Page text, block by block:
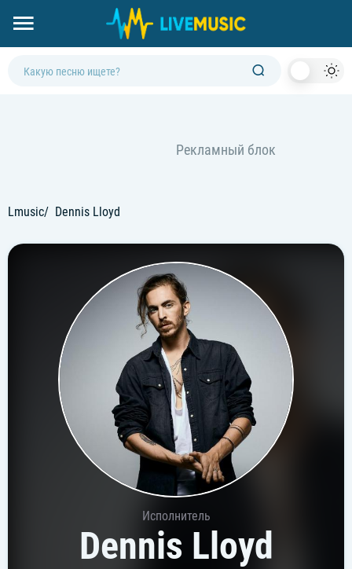
Lmusic Dennis Lloyd
Исполнитель
Dennis Lloyd